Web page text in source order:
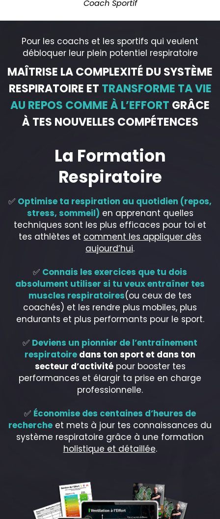
Coach Sportif
Pour les coachs et les sportifs qui veulent
débloquer leur plein potentiel respiratoire
MAÎTRISE LA COMPLEXITÉ DU SYSTÈME
RESPIRATOIRE ET TRANSFORME TA VIE
AU REPOS COMME À L’EFFORT GRÂCE
À TES NOUVELLES COMPÉTENCES
La Formation
Respiratoire
✅ Optimise ta respiration au quotidien (repos,
stress, sommeil) en apprenant quelles
techniques sont les plus efficaces pour toi et
tes athlètes et comment les appliquer dès
aujourd’hui.
✅ Connais les exercices que tu dois
absolument utiliser si tu veux entraîner tes
muscles respiratoires(ou ceux de tes
coachés) et les rendre plus mobiles, plus
endurants et plus performants pour le sport.
✅ Deviens un pionnier de l’entraînement
respiratoire dans ton sport et dans ton
secteur d’activitépour booster tes
performances et élargir ta prise en charge
professionnelle.
✅ Économise des centaines d’heures de
recherche et mets à jour tes connaissances du
système respiratoire grâce à une formation
holistique et détaillée.